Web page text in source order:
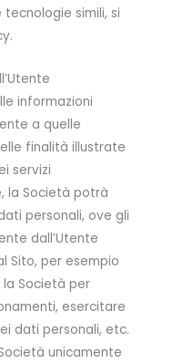
simili, si
informazioni
a quelle
finalità illustrate
servizi
la Società potrà
personali, ove gli
dall’Utente
Sito, per esempio
la Società per
esercitare
dati personali, etc.
unicamente